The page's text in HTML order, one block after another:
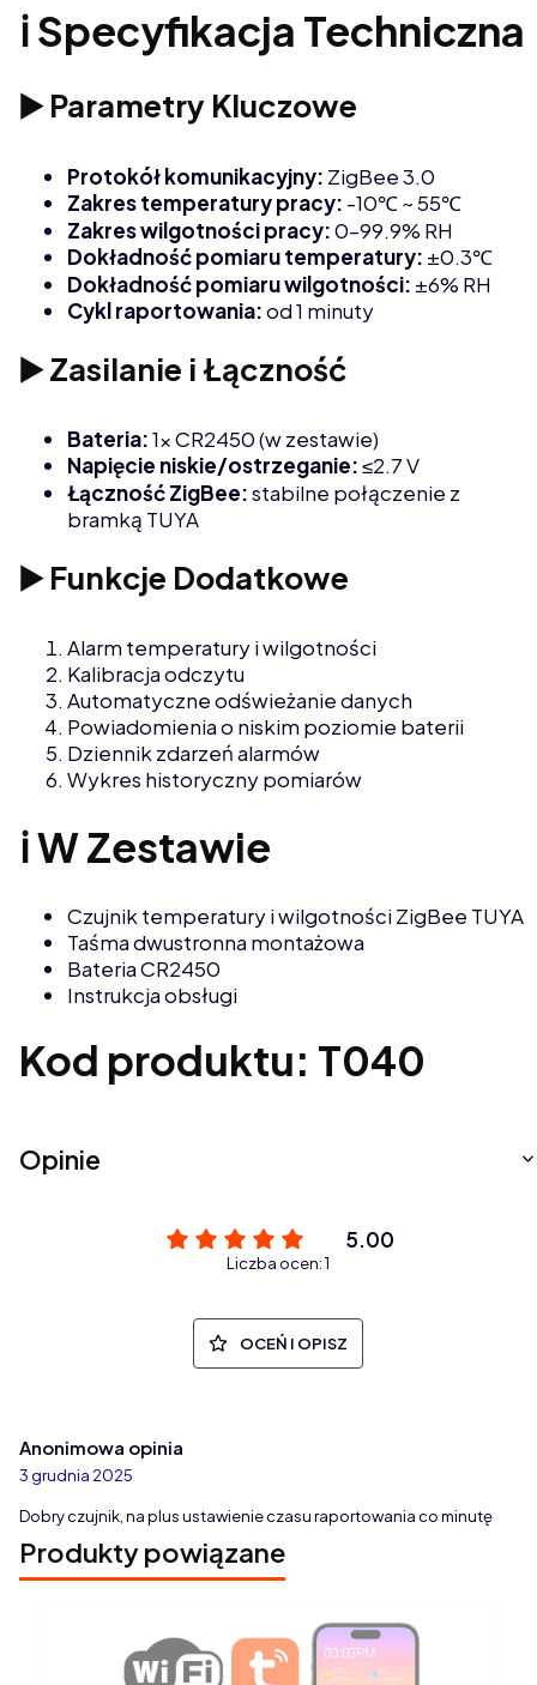
ℹ️ Specyfikacja Techniczna
▶️ Parametry Kluczowe
Protokół komunikacyjny: ZigBee 3.0
Zakres temperatury pracy: -10℃ ~ 55℃
Zakres wilgotności pracy:0–99.9% RH
Dokładność pomiaru temperatury: ±0.3℃
Dokładność pomiaru wilgotności: ±6% RH
Cykl raportowania:od 1 minuty
▶️ Zasilanie i Łączność
Bateria:1× CR2450 (w zestawie)
Napięcie niskie/ostrzeganie:≤2.7 V
Łączność ZigBee:stabilne połączenie z
bramką TUYA
▶️ Funkcje Dodatkowe
Alarm temperatury i wilgotności
Kalibracja odczytu
Automatyczne odświeżanie danych
Powiadomienia o niskim poziomie baterii
Dziennik zdarzeń alarmów
Wykres historyczny pomiarów
ℹ️ W Zestawie
Czujnik temperatury i wilgotności ZigBee TUYA
Taśma dwustronna montażowa
Bateria CR2450
Instrukcja obsługi
Kod produktu: T040
Opinie
5.00
Liczba ocen: 1
OCEŃ I OPISZ
Anonimowa opinia
3 grudnia 2025
Dobry czujnik, na plus ustawienie czasu raportowania co minutę
Produkty powiązane